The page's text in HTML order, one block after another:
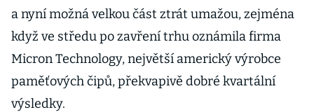
a nyní možná velkou část ztrát umažou, zejména
když ve středu po zavření trhu oznámila firma
Micron Technology, největší americký výrobce
paměťových čipů, překvapivě dobré kvartální
výsledky.